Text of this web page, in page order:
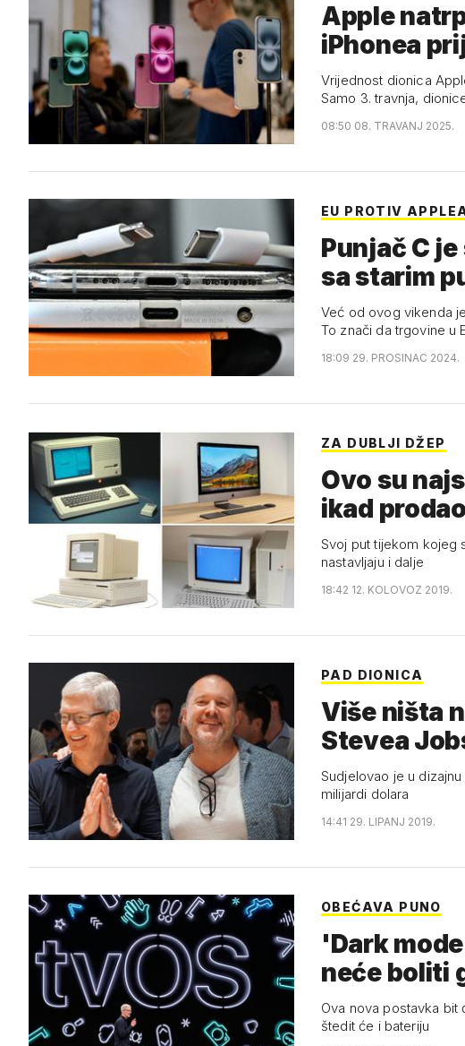
Apple
iPhonea
Vrijednost dionica
Samo 3. travnja,
08:50 08. TRAVANJ 2025.
EU PROTIV
Punjač C
sa starim
Već od ovog vikenda
To znači da trgovine u
18:09 29. PROSINAC 2024.
ZA DUBLJI DŽEP
Ovo su
ikad prodao
Svoj put tijekom kojeg
nastavljaju i dalje
18:42 12. KOLOVOZ 2019.
PAD DIONICA
Više ništa
Stevea
Sudjelovao je u
milijardi dolara
14:41 29. LIPANJ 2019.
OBEĆAVA PUNO
'Dark
neće boliti
Ova nova postavka
štedit će i bateriju